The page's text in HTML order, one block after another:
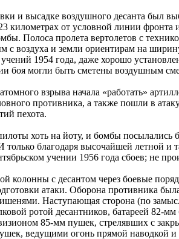
и высадке воздушного десанта был
километрах от условной линии фронта
Полоса пролета вертолетов с
с воздуха и земли ориентирам на
учений 1954 года, даже хорошо
боя могли быть сметены воздушным
взрыва начала «работать»
противника, а также пошли в
пехота.
хоть на йоту, и бомбы
благодаря высочайшей летной и
учении 1956 года сбоев; не
колонны с десантом через боевые
атаки. Оборона противника
Наступающая сторона (по
ротой десантников, батареей 82-
85-мм пушек, стрелявших с
ведущими огонь прямой наводкой